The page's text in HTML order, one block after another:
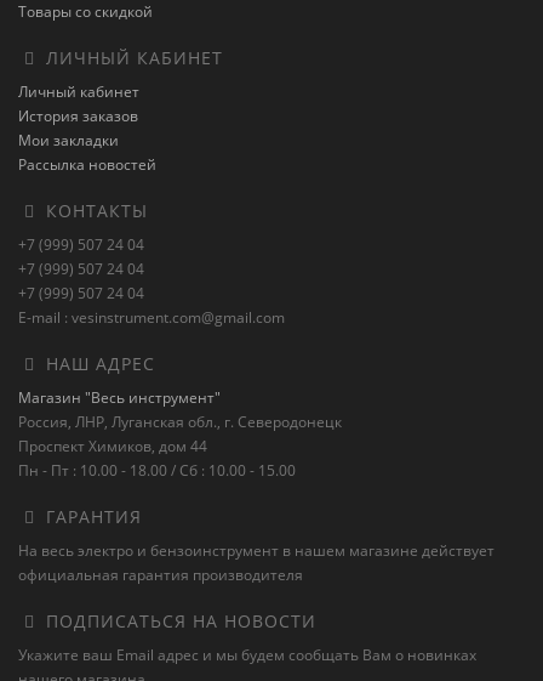
Товары со скидкой
ЛИЧНЫЙ КАБИНЕТ
Личный кабинет
История заказов
Мои закладки
Рассылка новостей
КОНТАКТЫ
+7 (999) 507 24 04
+7 (999) 507 24 04
+7 (999) 507 24 04
E-mail : vesinstrument.com@gmail.com
НАШ АДРЕС
Магазин "Весь инструмент"
Россия, ЛНР, Луганская обл., г. Северодонецк
Проспект Химиков, дом 44
Пн - Пт : 10.00 - 18.00 / Сб : 10.00 - 15.00
ГАРАНТИЯ
На весь электро и бензоинструмент в нашем магазине действует
официальная гарантия производителя
ПОДПИСАТЬСЯ НА НОВОСТИ
Укажите ваш Email адрес и мы будем сообщать Вам о новинках